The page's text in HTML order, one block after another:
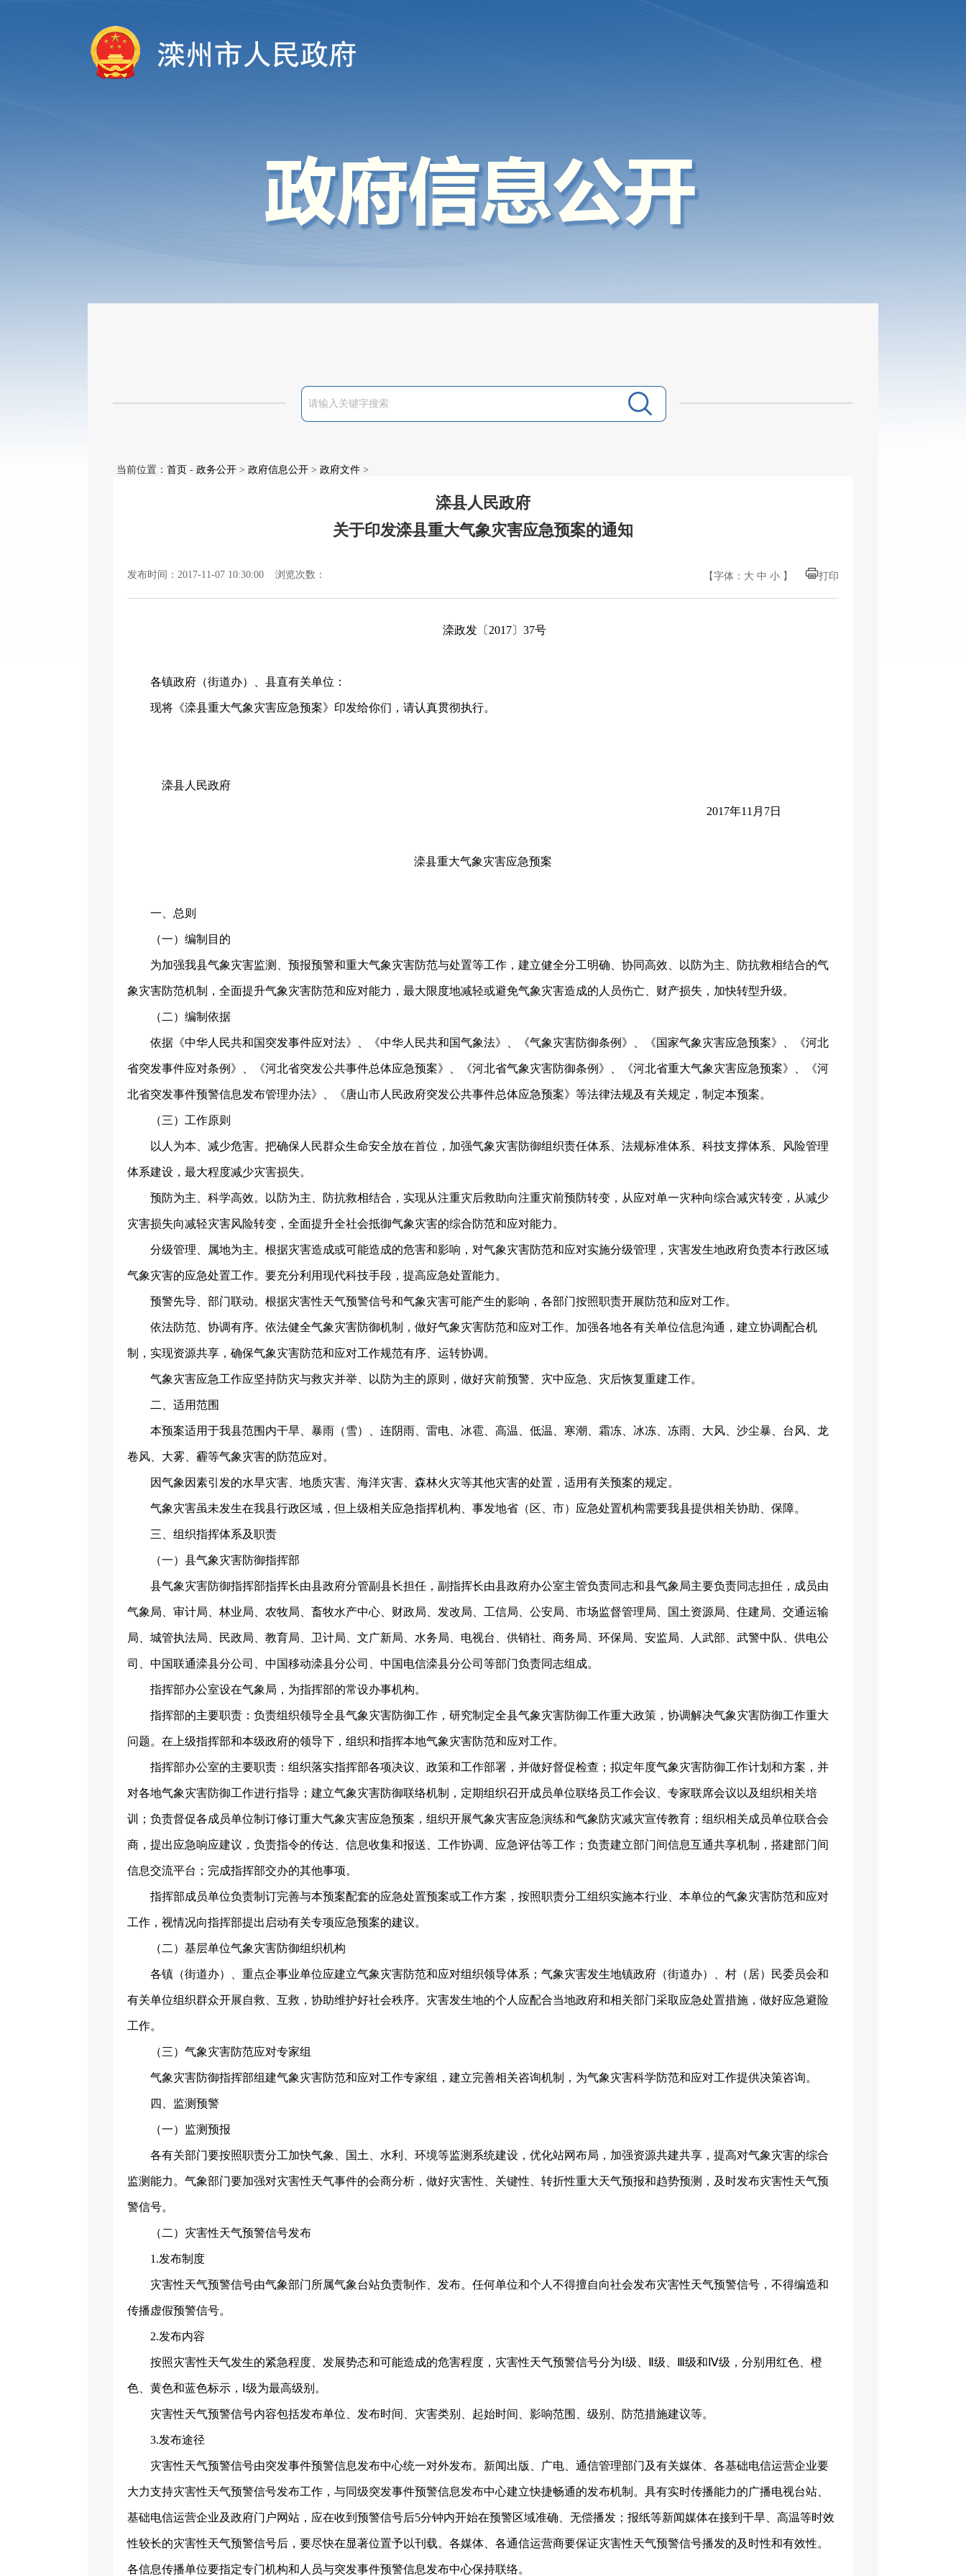
当前位置： 首页 - 政务公开 > 政府信息公开 > 政府文件 >
滦县人民政府
关于印发滦县重大气象灾害应急预案的通知
发布时间：2017-11-07 10:30:00 浏览次数： 【字体： 大 中 小 】 打印
滦政发〔 2017〕37号
各镇政府（街道办）、县直有关单位：
现将《滦县重大气象灾害应急预案》印发给你们，请认真贯彻执行。
滦县人民政府
2017年11月7日
滦县重大气象灾害应急预案
一、总则
（一）编制目的
为加强我县气象灾害监测、预报预警和重大气象灾害防范与处置等工作，建立健全分工明确、协同高效、以防为主、防抗救相结合的气
象灾害防范机制，全面提升气象灾害防范和应对能力，最大限度地减轻或避免气象灾害造成的人员伤亡、财产损失，加快转型升级。
（二）编制依据
依据《中华人民共和国突发事件应对法》、《中华人民共和国气象法》、《气象灾害防御条例》、《国家气象灾害应急预案》、《河北
省突发事件应对条例》、《河北省突发公共事件总体应急预案》、《河北省气象灾害防御条例》、《河北省重大气象灾害应急预案》、《河
北省突发事件预警信息发布管理办法》、《唐山市人民政府突发公共事件总体应急预案》等法律法规及有关规定，制定本预案。
（三）工作原则
以人为本、减少危害。把确保人民群众生命安全放在首位，加强气象灾害防御组织责任体系、法规标准体系、科技支撑体系、风险管理
体系建设，最大程度减少灾害损失。
预防为主、科学高效。以防为主、防抗救相结合，实现从注重灾后救助向注重灾前预防转变，从应对单一灾种向综合减灾转变，从减少
灾害损失向减轻灾害风险转变，全面提升全社会抵御气象灾害的综合防范和应对能力。
分级管理、属地为主。根据灾害造成或可能造成的危害和影响，对气象灾害防范和应对实施分级管理，灾害发生地政府负责本行政区域
气象灾害的应急处置工作。要充分利用现代科技手段，提高应急处置能力。
预警先导、部门联动。根据灾害性天气预警信号和气象灾害可能产生的影响，各部门按照职责开展防范和应对工作。
依法防范、协调有序。依法健全气象灾害防御机制，做好气象灾害防范和应对工作。加强各地各有关单位信息沟通，建立协调配合机
制，实现资源共享，确保气象灾害防范和应对工作规范有序、运转协调。
气象灾害应急工作应坚持防灾与救灾并举、以防为主的原则，做好灾前预警、灾中应急、灾后恢复重建工作。
二、适用范围
本预案适用于我县范围内干旱、暴雨（雪）、连阴雨、雷电、冰雹、高温、低温、寒潮、霜冻、冰冻、冻雨、大风、沙尘暴、台风、龙
卷风、大雾、霾等气象灾害的防范应对。
因气象因素引发的水旱灾害、地质灾害、海洋灾害、森林火灾等其他灾害的处置，适用有关预案的规定。
气象灾害虽未发生在我县行政区域，但上级相关应急指挥机构、事发地省（区、市）应急处置机构需要我县提供相关协助、保障。
三、组织指挥体系及职责
（一）县气象灾害防御指挥部
县气象灾害防御指挥部指挥长由县政府分管副县长担任，副指挥长由县政府办公室主管负责同志和县气象局主要负责同志担任，成员由
气象局、审计局、林业局、农牧局、畜牧水产中心、财政局、发改局、工信局、公安局、市场监督管理局、国土资源局、住建局、交通运输
局、城管执法局、民政局、教育局、卫计局、文广新局、水务局、电视台、供销社、商务局、环保局、安监局、人武部、武警中队、供电公
司、中国联通滦县分公司、中国移动滦县分公司、中国电信滦县分公司等部门负责同志组成。
指挥部办公室设在气象局，为指挥部的常设办事机构。
指挥部的主要职责：负责组织领导全县气象灾害防御工作，研究制定全县气象灾害防御工作重大政策，协调解决气象灾害防御工作重大
问题。在上级指挥部和本级政府的领导下，组织和指挥本地气象灾害防范和应对工作。
指挥部办公室的主要职责：组织落实指挥部各项决议、政策和工作部署，并做好督促检查；拟定年度气象灾害防御工作计划和方案，并
对各地气象灾害防御工作进行指导；建立气象灾害防御联络机制，定期组织召开成员单位联络员工作会议、专家联席会议以及组织相关培
训；负责督促各成员单位制订修订重大气象灾害应急预案，组织开展气象灾害应急演练和气象防灾减灾宣传教育；组织相关成员单位联合会
商，提出应急响应建议，负责指令的传达、信息收集和报送、工作协调、应急评估等工作；负责建立部门间信息互通共享机制，搭建部门间
信息交流平台；完成指挥部交办的其他事项。
指挥部成员单位负责制订完善与本预案配套的应急处置预案或工作方案，按照职责分工组织实施本行业、本单位的气象灾害防范和应对
工作，视情况向指挥部提出启动有关专项应急预案的建议。
（二）基层单位气象灾害防御组织机构
各镇（街道办）、重点企事业单位应建立气象灾害防范和应对组织领导体系；气象灾害发生地镇政府（街道办）、村（居）民委员会和
有关单位组织群众开展自救、互救，协助维护好社会秩序。灾害发生地的个人应配合当地政府和相关部门采取应急处置措施，做好应急避险
工作。
（三）气象灾害防范应对专家组
气象灾害防御指挥部组建气象灾害防范和应对工作专家组，建立完善相关咨询机制，为气象灾害科学防范和应对工作提供决策咨询。
四、监测预警
（一）监测预报
各有关部门要按照职责分工加快气象、国土、水利、环境等监测系统建设，优化站网布局，加强资源共建共享，提高对气象灾害的综合
监测能力。气象部门要加强对灾害性天气事件的会商分析，做好灾害性、关键性、转折性重大天气预报和趋势预测，及时发布灾害性天气预
警信号。
（二）灾害性天气预警信号发布
1.发布制度
灾害性天气预警信号由气象部门所属气象台站负责制作、发布。任何单位和个人不得擅自向社会发布灾害性天气预警信号，不得编造和
传播虚假预警信号。
2.发布内容
按照灾害性天气发生的紧急程度、发展势态和可能造成的危害程度，灾害性天气预警信号分为 Ⅰ级、Ⅱ级、Ⅲ级和Ⅳ级，分别用红色、橙
色、黄色和蓝色标示，Ⅰ级为最高级别。
灾害性天气预警信号内容包括发布单位、发布时间、灾害类别、起始时间、影响范围、级别、防范措施建议等。
3.发布途径
灾害性天气预警信号由突发事件预警信息发布中心统一对外发布。新闻出版、广电、通信管理部门及有关媒体、各基础电信运营企业要
大力支持灾害性天气预警信号发布工作，与同级突发事件预警信息发布中心建立快捷畅通的发布机制。具有实时传播能力的广播电视台站、
基础电信运营企业及政府门户网站，应在收到预警信号后5分钟内开始在预警区域准确、无偿播发；报纸等新闻媒体在接到干旱、高温等时效
性较长的灾害性天气预警信号后，要尽快在显著位置予以刊载。各媒体、各通信运营商要保证灾害性天气预警信号播发的及时性和有效性。
各信息传播单位要指定专门机构和人员与突发事件预警信息发布中心保持联络。